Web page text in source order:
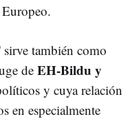
sirve también como
de EH-Bildu y
y cuya relación
en especialmente